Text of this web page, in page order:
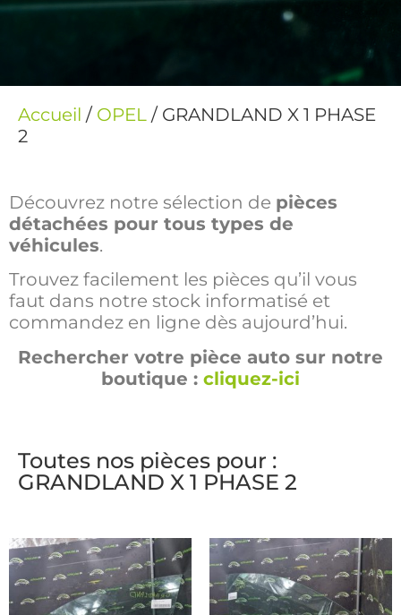
Accueil / OPEL / GRANDLAND X 1 PHASE
2
Découvrez notre sélection de pièces
détachées pour tous types de
véhicules.
Trouvez facilement les pièces qu’il vous
faut dans notre stock informatisé et
commandez en ligne dès aujourd’hui.
Rechercher votre pièce auto sur notre
boutique : cliquez-ici
Toutes nos pièces pour :
GRANDLAND X 1 PHASE 2